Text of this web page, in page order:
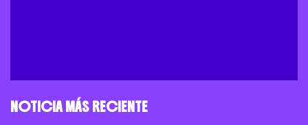
NOTICIA MÁS RECIENTE